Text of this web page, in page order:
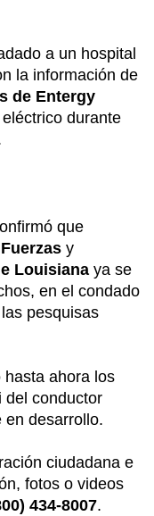
a un hospital
la información de
de Entergy
durante
que
y
Louisiana ya se
en el condado
pesquisas
hasta ahora los
del conductor
en desarrollo.
ciudadana e
fotos o videos
434-8007.